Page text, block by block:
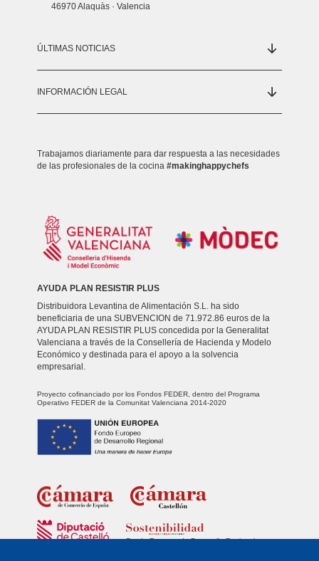
46970 Alaquàs · Valencia
ÚLTIMAS NOTICIAS
INFORMACIÓN LEGAL
Trabajamos diariamente para dar respuesta a las necesidades
de las profesionales de la cocina#makinghappychefs
AYUDA PLAN RESISTIR PLUS
Distribuidora Levantina de Alimentación S.L. ha sido
beneficiaria de una SUBVENCION de 71.972.86 euros de la
AYUDA PLAN RESISTIR PLUS concedida por la Generalitat
Valenciana a través de la Consellería de Hacienda y Modelo
Económico y destinada para el apoyo a la solvencia
empresarial.
Proyecto cofinanciado por los Fondos FEDER, dentro del Programa
Operativo FEDER de la Comunitat Valenciana 2014-2020
Fondo Europeo de Desarrollo Regional